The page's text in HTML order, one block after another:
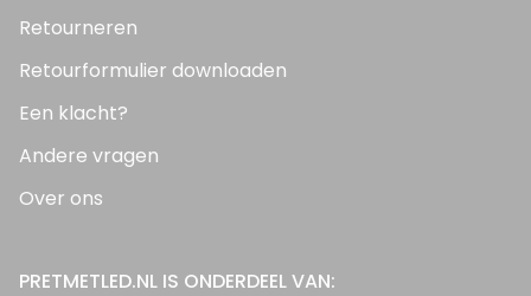
Retourneren
Retourformulier downloaden
Een klacht?
Andere vragen
Over ons
PRETMETLED.NL IS ONDERDEEL VAN: